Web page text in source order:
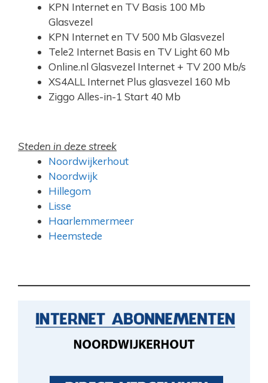
KPN Internet en TV Basis 100 Mb
Glasvezel
KPN Internet en TV 500 Mb Glasvezel
Tele2 Internet Basis en TV Light 60 Mb
Online.nl Glasvezel Internet + TV 200 Mb/s
XS4ALL Internet Plus glasvezel 160 Mb
Ziggo Alles-in-1 Start 40 Mb
Steden in deze streek
Noordwijkerhout
Noordwijk
Hillegom
Lisse
Haarlemmermeer
Heemstede